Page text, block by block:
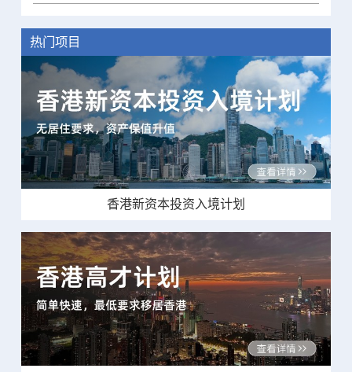
热门项目
香港新资本投资入境计划